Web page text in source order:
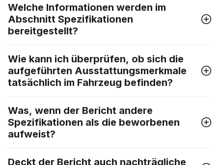
Welche Informationen werden im
Abschnitt Spezifikationen
bereitgestellt?
Wie kann ich überprüfen, ob sich die
aufgeführten Ausstattungsmerkmale
tatsächlich im Fahrzeug befinden?
Was, wenn der Bericht andere
Spezifikationen als die beworbenen
aufweist?
Deckt der Bericht auch nachträgliche